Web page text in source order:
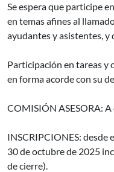
Se espera que participe
en temas afines al
ayudantes y asistentes,
Participación en tareas y
en forma acorde con su
COMISIÓN ASESORA: A
INSCRIPCIONES: desde
30 de octubre de 2025
de cierre).